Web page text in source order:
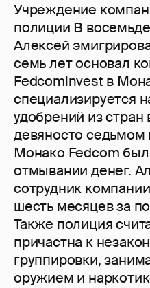
Учреждение
полиции В
Алексей
семь лет основал
Fedcominvest в
специализируется
удобрений из
девяносто седьмом
Монако Fedcom
отмывании денег.
сотрудник
шесть месяцев за
Также полиция
причастна к
группировки,
оружием и